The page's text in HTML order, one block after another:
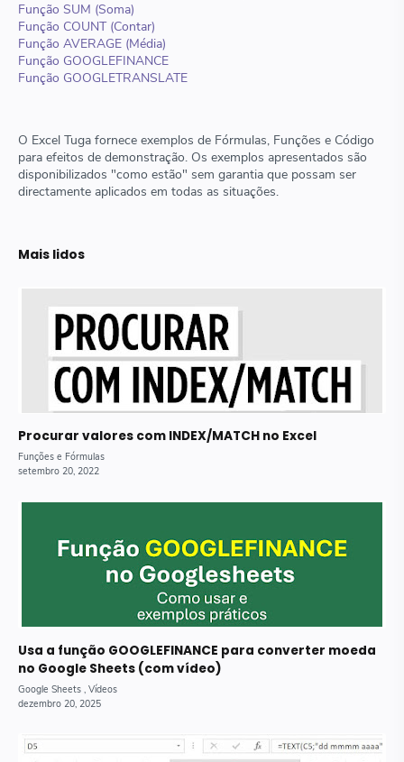
Função SUM (Soma)
Função COUNT (Contar)
Função AVERAGE (Média)
Função GOOGLEFINANCE
Função GOOGLETRANSLATE
O Excel Tuga fornece exemplos de Fórmulas, Funções e Código
para efeitos de demonstração. Os exemplos apresentados são
disponibilizados "como estão" sem garantia que possam ser
directamente aplicados em todas as situações.
Mais lidos
Procurar valores com INDEX/MATCH no Excel
Usa a função GOOGLEFINANCE para converter moeda
no Google Sheets (com vídeo)